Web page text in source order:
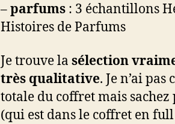
–parfums : 3 échantillons
Histoires de Parfums
Je trouve la sélection
très qualitative. Je n’ai
totale du coffret mais
(qui est dans le coffret en